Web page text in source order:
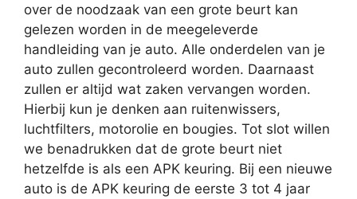
over de noodzaak van een grote beurt kan
gelezen worden in de meegeleverde
handleiding van je auto. Alle onderdelen van je
auto zullen gecontroleerd worden. Daarnaast
zullen er altijd wat zaken vervangen worden.
Hierbij kun je denken aan ruitenwissers,
luchtfilters, motorolie en bougies. Tot slot willen
we benadrukken dat de grote beurt niet
hetzelfde is als een APK keuring. Bij een nieuwe
auto is de APK keuring de eerste 3 tot 4 jaar